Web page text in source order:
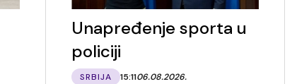
Unapređenje sporta u
policiji
SRBIJA 15:1106.08.2026.